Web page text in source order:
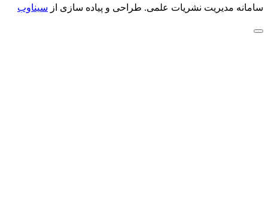
سامانه مدیریت نشریات علمی. طراحی و پیاده سازی از سیناوب